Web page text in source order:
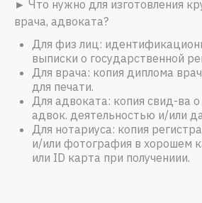
► Что нужно для изготовления
врача, адвоката?
Для физ лиц:
выписки о государственной
Для врача: копия диплома
для печати.
Для адвоката: копия свид-ва
адвок. деятельностью и/или
Для нотариуса: копия
и/или фотография в хорошем
или ID карта при получениии.